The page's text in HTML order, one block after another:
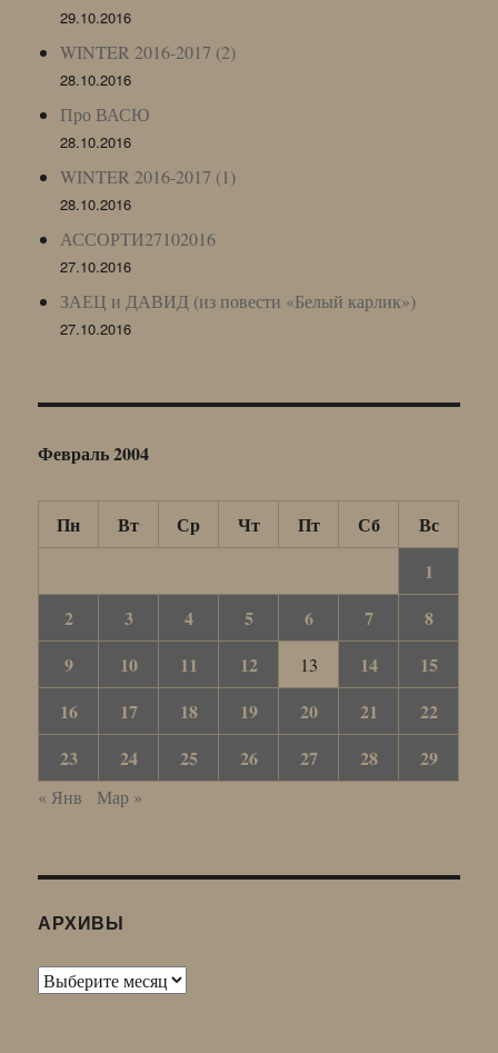
29.10.2016
WINTER 2016-2017 (2)
28.10.2016
Про ВАСЮ
28.10.2016
WINTER 2016-2017 (1)
28.10.2016
АССОРТИ27102016
27.10.2016
ЗАЕЦ и ДАВИД (из повести «Белый карлик»)
27.10.2016
Февраль 2004
Пн Вт Ср Чт Пт Сб
Вс
1
2
3 4 5 6 7
8
9
10 11 12 13 14
15
16
17 18 19 20 21
22
23
24 25 26 27 28 29
« Янв Мар »
АРХИВЫ
Архивы